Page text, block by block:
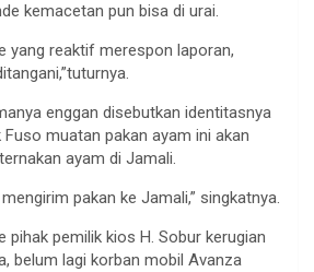
kemacetan pun bisa di urai.
yang reaktif merespon laporan,
enggan disebutkan identitasnya
muatan pakan ayam ini akan
ayam di Jamali.
pakan ke Jamali,” singkatnya.
pihak pemilik kios H. Sobur kerugian
belum lagi korban mobil Avanza